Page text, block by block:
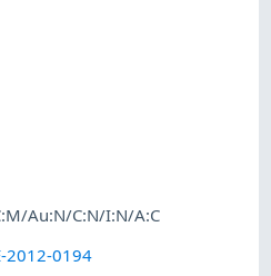
Au:N/C:N/I:N/A:C
2012-0194